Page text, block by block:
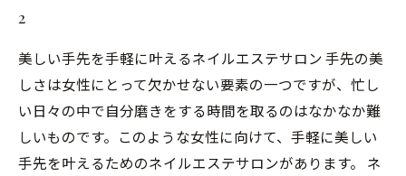
2
美しい手先を手軽に叶えるネイルエステサロン 手先の美
しさは女性にとって欠かせない要素の一つですが、忙し
い日々の中で自分磨きをする時間を取るのはなかなか難
しいものです。このような女性に向けて、手軽に美しい
手先を叶えるためのネイルエステサロンがあります。 ネ